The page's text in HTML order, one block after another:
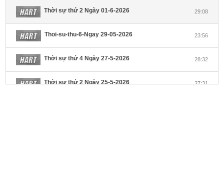
Thời sự thứ 2 Ngày 01-6-2026 29:08
Thoi-su-thu-6-Ngay 29-05-2026 23:56
Thời sự thứ 4 Ngày 27-5-2026 28:32
Thời sự thứ 2 Ngày 25-5-2026 27:31